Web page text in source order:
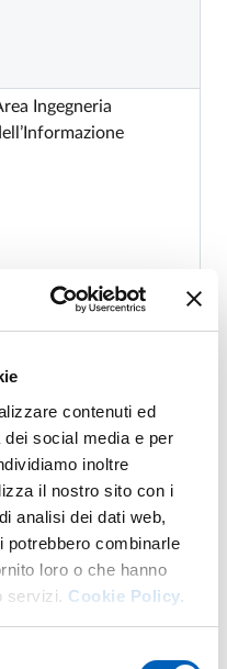
contenuti ed
social media e per
inoltre
il nostro sito con i
analisi dei dati web,
potrebbero combinarle
loro o che hanno
servizi. Cookie Policy.
Ingegneria